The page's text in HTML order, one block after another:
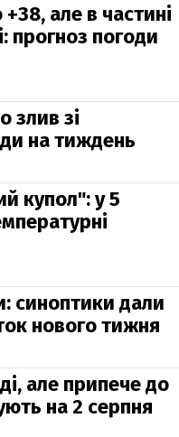
але в частині
прогноз погоди
злив зі
на тиждень
купол": у 5
синоптики дали
нового тижня
але припече до
на 2 серпня